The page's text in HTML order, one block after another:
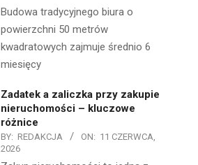
Budowa tradycyjnego biura o
powierzchni 50 metrów
kwadratowych zajmuje średnio 6
miesięcy
Zadatek a zaliczka przy zakupie
nieruchomości – kluczowe
różnice
BY: REDAKCJA ON: 11 CZERWCA,
2026